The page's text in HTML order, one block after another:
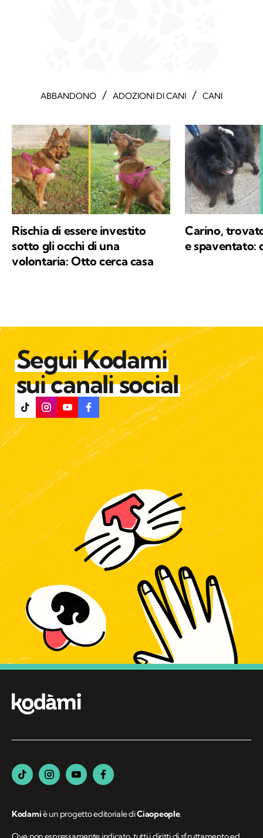
ABBANDONO / ADOZIONI DI CANI / CANI
Rischia di essere investito
sotto gli occhi di una
volontaria: Otto cerca casa
Carino,
e spaventato:
Segui Kodami
sui canali social
Kodamiè un progetto editoriale diCiaopeople.